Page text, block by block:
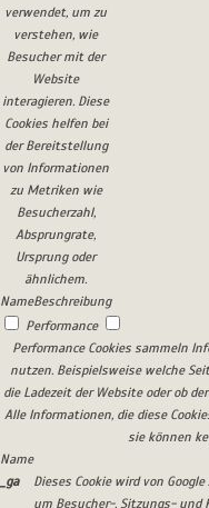
verwendet, um zu
verstehen, wie
Besucher mit der
Website
interagieren. Diese
Cookies helfen bei
der Bereitstellung
von Informationen
zu Metriken wie
Besucherzahl,
Absprungrate,
Ursprung oder
ähnlichem.
NameBeschreibung
Performance
Performance Cookies sammeln
nutzen. Beispielsweise welche
die Ladezeit der Website oder ob
Alle Informationen, die diese
sie können
Name
_ga
Dieses Cookie wird von
um Besucher-, Sitzungs- und